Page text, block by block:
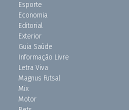
Esporte
Economia
Editorial
Exterior
Guia Saúde
Informação Livre
Letra Viva
Magnus Futsal
Mix
Motor